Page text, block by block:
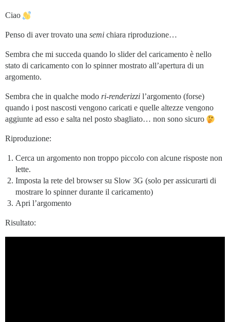
Ciao
Penso di aver trovato una semi chiara riproduzione…
Sembra che mi succeda quando lo slider del caricamento è nello
stato di caricamento con lo spinner mostrato all’apertura di un
argomento.
Sembra che in qualche modo ri-renderizzi l’argomento (forse)
quando i post nascosti vengono caricati e quelle altezze vengono
aggiunte ad esso e salta nel posto sbagliato… non sono sicuro
Riproduzione:
Cerca un argomento non troppo piccolo con alcune risposte non
lette.
Imposta la rete del browser su Slow 3G (solo per assicurarti di
mostrare lo spinner durante il caricamento)
Apri l’argomento
Risultato: